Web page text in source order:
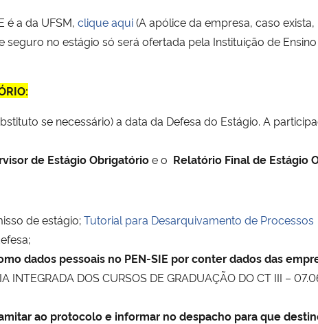
é a da UFSM, clique aqui(A apólice da empresa, caso
no estágio só será ofertada pela Instituição de
se necessário) a data da Defesa do Estágio. A
de Estágio Obrigatórioe o Relatório Final de Estágio
de estágio;Tutorial para Desarquivamento de Processos
dados pessoais no PEN-SIE por conter dados das
DOS CURSOS DE GRADUAÇÃO DO CT III –
ao protocolo e informar no despacho para que